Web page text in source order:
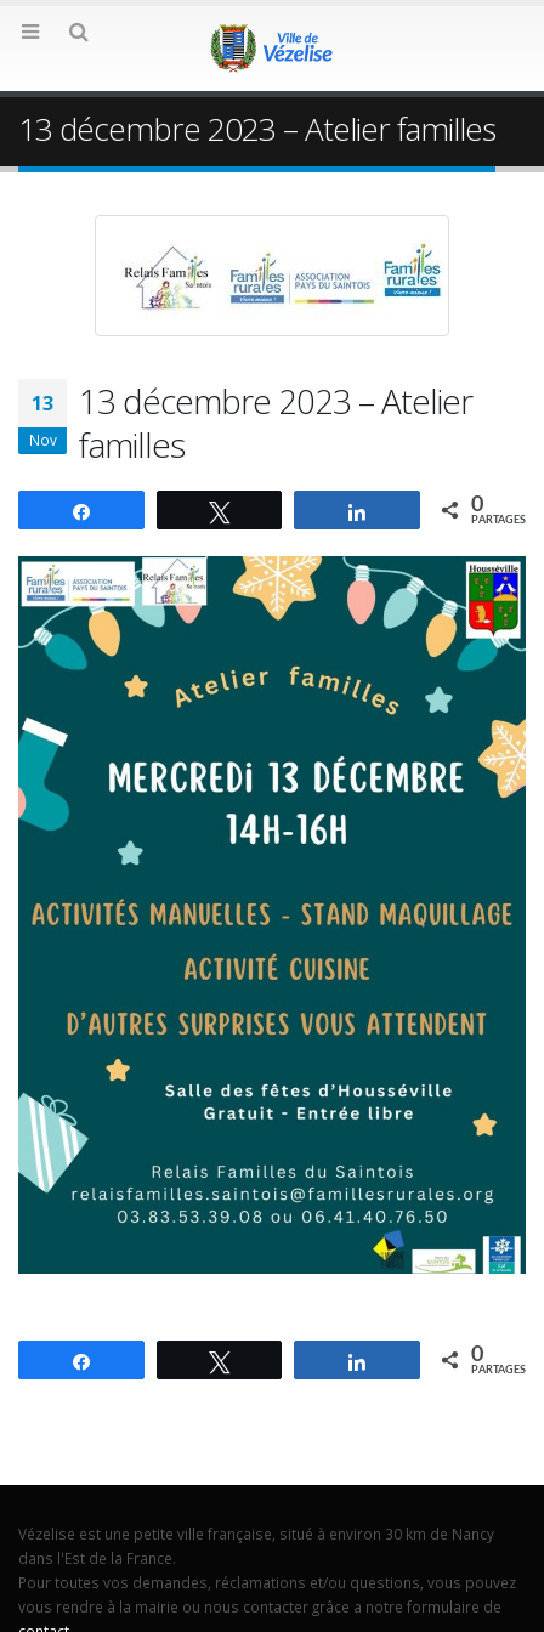
13 décembre 2023 – Atelier familles
13
Nov
13 décembre 2023 – Atelier
familles
Partagez 0
PARTAGES
Partagez 0
PARTAGES
Vézelise est une petite ville française, situé à environ 30 km de Nancy
dans l'Est de la France.
Pour toutes vos demandes, réclamations et/ou questions, vous pouvez
vous rendre à la mairie ou nous contacter grâce a notre formulaire de